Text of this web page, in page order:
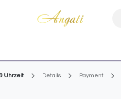
Uhrzeit Details Payment